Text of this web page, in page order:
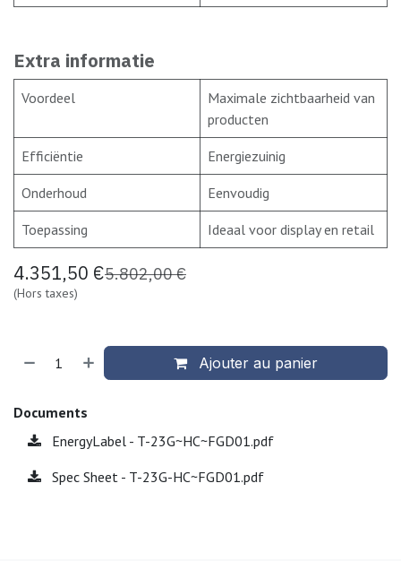
Extra informatie
Voordeel
Maximale zichtbaarheid van
producten
Efficiëntie Energiezuinig
Onderhoud Eenvoudig
Toepassing Ideaal voor display en retail
4.351,50 €5.802,00€
(Hors taxes)
Ajouter au panier
Documents
EnergyLabel - T-23G~HC~FGD01.pdf
Spec Sheet - T-23G-HC~FGD01.pdf